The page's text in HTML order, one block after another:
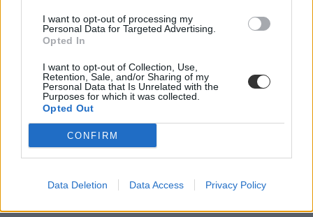
I want to opt-out of processing my
Personal Data for Targeted Advertising.
Opted In
I want to opt-out of Collection, Use,
Retention, Sale, and/or Sharing of my
Personal Data that Is Unrelated with the
Purposes for which it was collected.
Opted Out
CONFIRM
Data Deletion Data Access Privacy Policy